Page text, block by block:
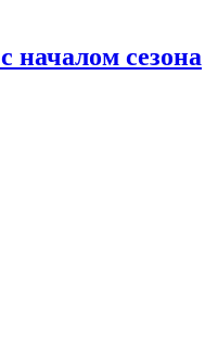
началом сезона